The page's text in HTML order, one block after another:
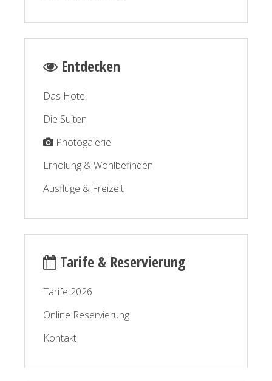
Entdecken
Das Hotel
Die Suiten
Photogalerie
Erholung & Wohlbefinden
Ausflüge & Freizeit
Tarife & Reservierung
Tarife 2026
Online Reservierung
Kontakt